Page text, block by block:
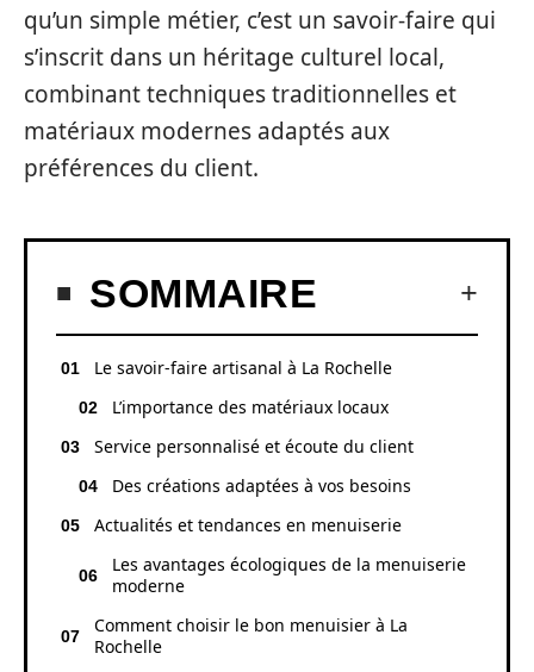
qu’un simple métier, c’est un savoir-faire qui
s’inscrit dans un héritage culturel local,
combinant techniques traditionnelles et
matériaux modernes adaptés aux
préférences du client.
SOMMAIRE
Le savoir-faire artisanal à La Rochelle
L’importance des matériaux locaux
Service personnalisé et écoute du client
Des créations adaptées à vos besoins
Actualités et tendances en menuiserie
Les avantages écologiques de la menuiserie
moderne
Comment choisir le bon menuisier à La
Rochelle